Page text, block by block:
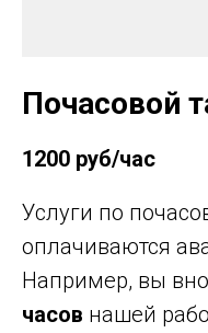
Почасовой
1200 руб/час
Услуги по
оплачиваются
Например, вы
часов нашей